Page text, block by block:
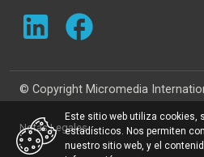
© Copyright Micromedia
Notas Legales
Este sitio web utiliza cookies,
estadísticos. Nos permiten
nuestro sitio web, y el